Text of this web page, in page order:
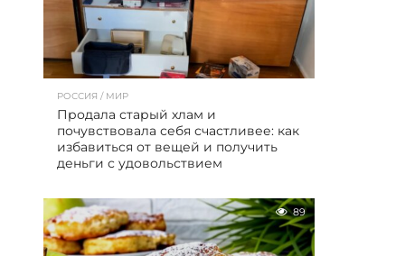
РОССИЯ / МИР
Продала старый хлам и
почувствовала себя счастливее: как
избавиться от вещей и получить
деньги с удовольствием
89